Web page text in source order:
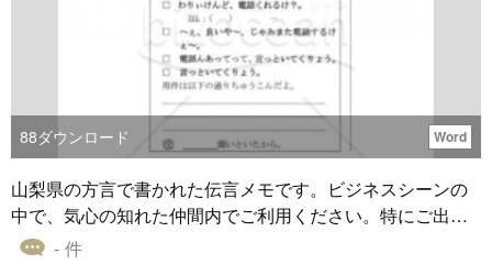
88ダウンロード Word
山梨県の方言で書かれた伝言メモです。ビジネスシーンの
中で、気心の知れた仲間内でご利用ください。特にご出身
者の方は、属性アピールとしてご活用ください。 (標準語
- 件